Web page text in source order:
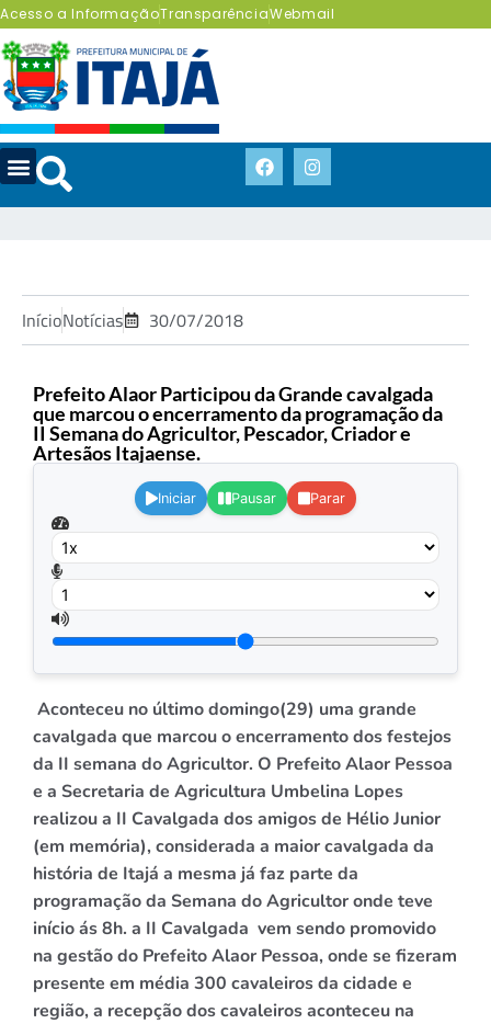
Acesso a InformaçãoTransparênciaWebmail
InícioNotícias 30/07/2018
Prefeito Alaor Participou da Grande cavalgada
que marcou o encerramento da programação da
II Semana do Agricultor, Pescador, Criador e
Artesãos Itajaense.
Iniciar Pausar Parar
Aconteceu no último domingo(29) uma grande
cavalgada que marcou o encerramento dos festejos
da II semana do Agricultor. O Prefeito Alaor Pessoa
e a Secretaria de Agricultura Umbelina Lopes
realizou a II Cavalgada dos amigos de Hélio Junior
(em memória),considerada a maior cavalgada da
história de Itajá a mesma já faz parte da
programação da Semana do Agricultor onde teve
início ás 8h. a II Cavalgada vem sendo promovido
na gestão do Prefeito Alaor Pessoa, onde se fizeram
presente em média 300 cavaleiros da cidade e
região, a recepção dos cavaleiros aconteceu na